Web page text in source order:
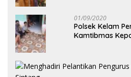
01/09/2020
Polsek Kelam
Kamtibmas